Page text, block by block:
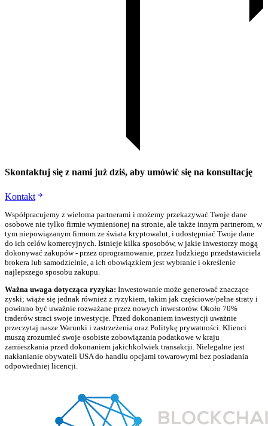
Skontaktuj się z nami już dziś, aby umówić się na konsultację
Kontakt
Współpracujemy z wieloma partnerami i możemy przekazywać Twoje dane
osobowe nie tylko firmie wymienionej na stronie, ale także innym partnerom, w
tym niepowiązanym firmom ze świata kryptowalut, i udostępniać Twoje dane
do ich celów komercyjnych. Istnieje kilka sposobów, w jakie inwestorzy mogą
dokonywać zakupów - przez oprogramowanie, przez ludzkiego przedstawiciela
brokera lub samodzielnie, a ich obowiązkiem jest wybranie i określenie
najlepszego sposobu zakupu.
Ważna uwaga dotycząca ryzyka: Inwestowanie może generować znaczące
zyski; wiąże się jednak również z ryzykiem, takim jak częściowe/pełne straty i
powinno być uważnie rozważane przez nowych inwestorów. Około 70%
traderów straci swoje inwestycje. Przed dokonaniem inwestycji uważnie
przeczytaj nasze Warunki i zastrzeżenia oraz Politykę prywatności. Klienci
muszą zrozumieć swoje osobiste zobowiązania podatkowe w kraju
zamieszkania przed dokonaniem jakichkolwiek transakcji. Nielegalne jest
nakłanianie obywateli USA do handlu opcjami towarowymi bez posiadania
odpowiedniej licencji.